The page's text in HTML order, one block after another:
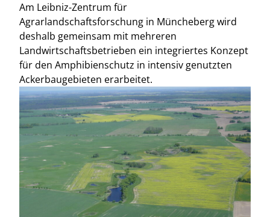
Am Leibniz-Zentrum für
Agrarlandschaftsforschung in Müncheberg wird
deshalb gemeinsam mit mehreren
Landwirtschaftsbetrieben ein integriertes Konzept
für den Amphibienschutz in intensiv genutzten
Ackerbaugebieten erarbeitet.